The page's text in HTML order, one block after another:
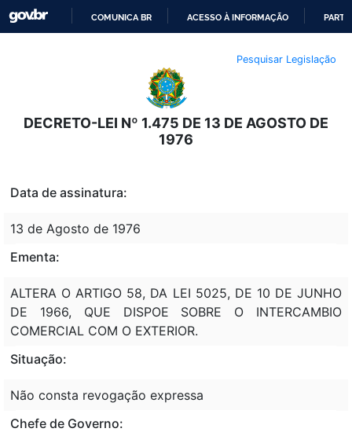
O
CONTEÚDO
COMUNICA BR ACESSO À INFORMAÇÃO
Pesquisar Legislação
DECRETO-LEI Nº 1.475 DE 13 DE AGOSTO DE
1976
Data de assinatura:
13 de Agosto de 1976
Ementa:
ALTERA O ARTIGO 58, DA LEI 5025, DE 10 DE JUNHO
DE 1966, QUE DISPOE SOBRE O INTERCAMBIO
COMERCIAL COM O EXTERIOR.
Situação:
Não consta revogação expressa
Chefe de Governo: